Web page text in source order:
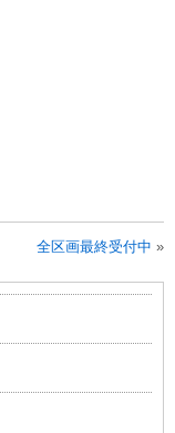
全区画最終受付中 »